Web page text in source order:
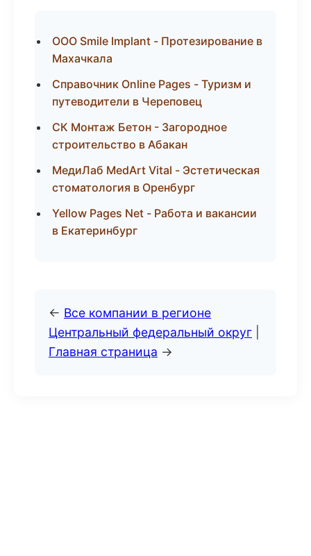
ООО Smile Implant - Протезирование в
Махачкала
Справочник Online Pages - Туризм и
путеводители в Череповец
СК Монтаж Бетон - Загородное
строительство в Абакан
МедиЛаб MedArt Vital - Эстетическая
стоматология в Оренбург
Yellow Pages Net - Работа и вакансии
в Екатеринбург
← Все компании в регионе
Центральный федеральный округ
Главная страница →